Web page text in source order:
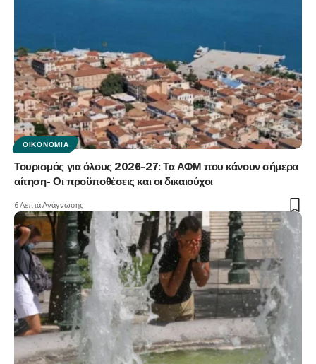
ΟΙΚΟΝΟΜΊΑ
Τουρισμός για όλους 2026-27: Τα ΑΦΜ που κάνουν σήμερα
αίτηση- Οι προϋποθέσεις και οι δικαιούχοι
6 Λεπτά Ανάγνωσης